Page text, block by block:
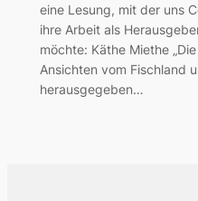
eine Lesung, mit der uns
ihre Arbeit als
möchte: Käthe Miethe
Ansichten vom Fischland
herausgegeben…